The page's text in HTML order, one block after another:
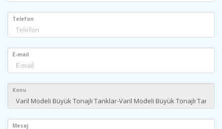
Telefon
E-mail
Konu
Mesaj